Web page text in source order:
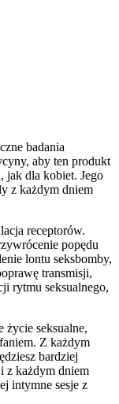
badania
aby ten produkt
jak dla kobiet. Jego
z każdym dniem
receptorów.
popędu
lontu seksbomby,
transmisji,
rytmu seksualnego,
życie seksualne,
Z każdym
bardziej
z każdym dniem
intymne sesje z